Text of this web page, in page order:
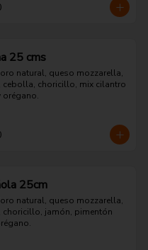
25 cms
natural, queso mozzarella,
cebolla, choricillo, mix cilantro
orégano.
25cm
natural, queso mozzarella,
choricillo, jamón, pimentón